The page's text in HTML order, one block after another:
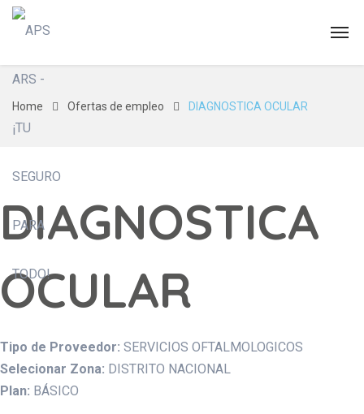
Home Ofertas de empleo DIAGNOSTICA OCULAR
DIAGNOSTICA
OCULAR
Tipo de Proveedor: SERVICIOS OFTALMOLOGICOS
Selecionar Zona: DISTRITO NACIONAL
Plan: BÁSICO